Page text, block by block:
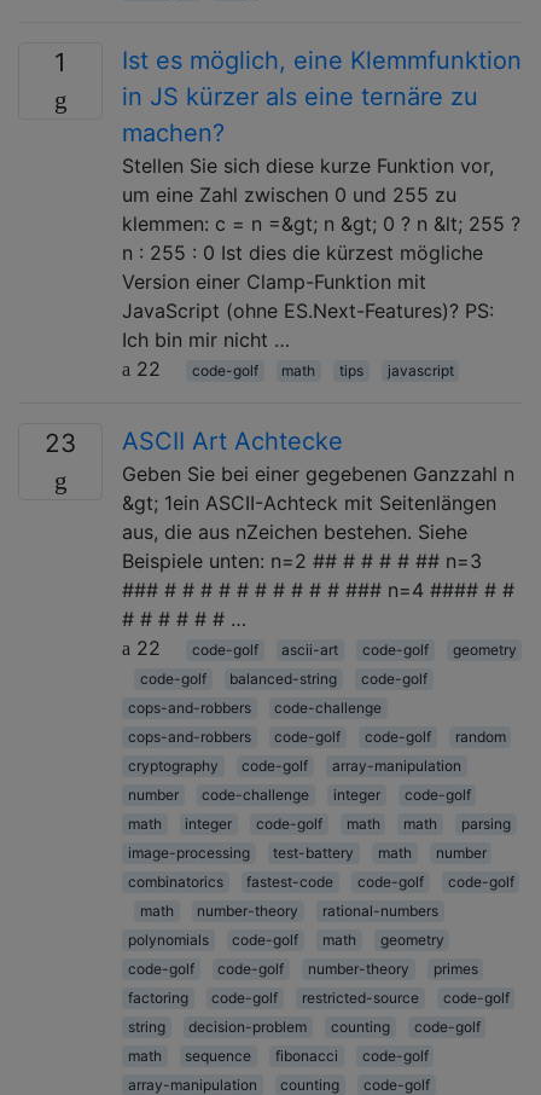
1
Ist es möglich, eine Klemmfunktion
in JS kürzer als eine ternäre zu
machen?
Stellen Sie sich diese kurze Funktion vor,
um eine Zahl zwischen 0 und 255 zu
klemmen: c = n =&gt; n &gt; 0 ? n &lt; 255 ?
n : 255 : 0 Ist dies die kürzest mögliche
Version einer Clamp-Funktion mit
JavaScript (ohne ES.Next-Features)? PS:
Ich bin mir nicht …
22
code-golf math tips javascript
23 ASCII Art Achtecke
Geben Sie bei einer gegebenen Ganzzahl n
&gt; 1ein ASCII-Achteck mit Seitenlängen
aus, die aus nZeichen bestehen. Siehe
Beispiele unten: n=2 ## # # # # ## n=3
### # # # # # # # # # # ### n=4 #### # #
# # # # # # …
22
code-golf ascii-art code-golf
geometry
code-golf
balanced-string
code-golf
cops-and-robbers
code-challenge
cops-and-robbers
code-golf code-golf
random
cryptography
code-golf
array-manipulation
number
code-challenge integer
code-golf
math
integer code-golf math math
parsing
image-processing
test-battery math
number
combinatorics
fastest-code code-golf
code-golf
math
number-theory
rational-numbers
polynomials
code-golf math
geometry
code-golf
code-golf number-theory
primes
factoring
code-golf restricted-source
code-golf
string
decision-problem counting
code-golf
math
sequence fibonacci
code-golf
array-manipulation
counting
code-golf